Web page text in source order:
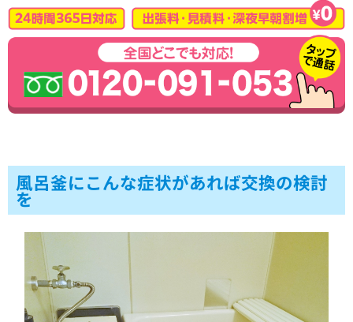
風呂釜にこんな症状があれば交換の検討
を